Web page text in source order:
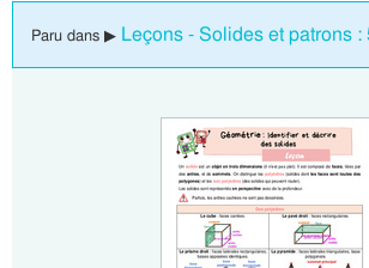
Paru dans ▶ Leçons - Solides et patrons